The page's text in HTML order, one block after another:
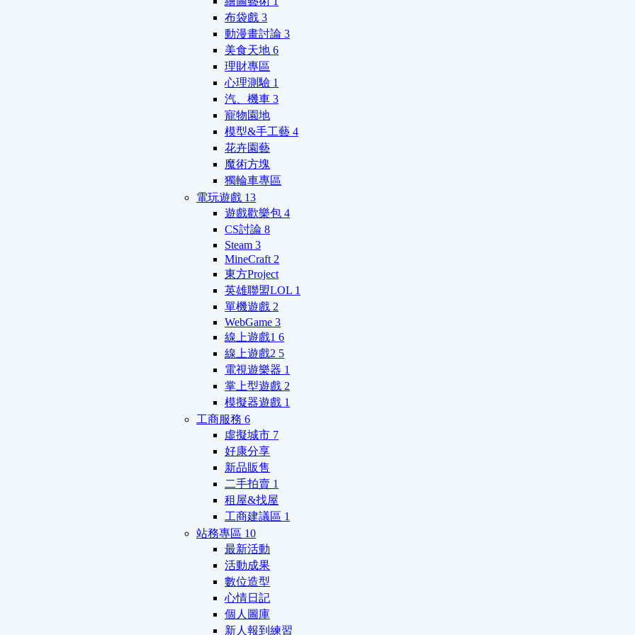
布袋戲 3
動漫畫討論 3
美食天地 6
理財專區
心理測驗 1
汽、機車 3
寵物園地
模型&手工藝 4
花卉園藝
魔術方塊
獨輪車專區
電玩遊戲 13
遊戲歡樂包 4
CS討論 8
Steam 3
MineCraft 2
東方Project
英雄聯盟LOL 1
單機遊戲 2
WebGame 3
線上遊戲1 6
線上遊戲2 5
電視遊樂器 1
掌上型遊戲 2
模擬器遊戲 1
工商服務 6
虛擬城市 7
好康分享
新品販售
二手拍賣 1
租屋&找屋
工商建議區 1
站務專區 10
最新活動
活動成果
數位造型
心情日記
個人圖庫
新人報到練習